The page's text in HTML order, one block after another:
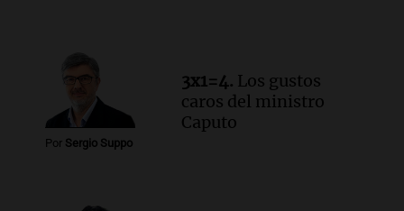
Por Sergio Suppo
3x1=4. Los gustos
caros del ministro
Caputo